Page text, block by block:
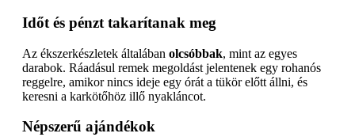
Időt és pénzt takarítanak meg
Az ékszerkészletek általában olcsóbbak, mint az egyes
darabok. Ráadásul remek megoldást jelentenek egy rohanós
reggelre, amikor nincs ideje egy órát a tükör előtt állni, és
keresni a karkötőhöz illő nyakláncot.
Népszerű ajándékok